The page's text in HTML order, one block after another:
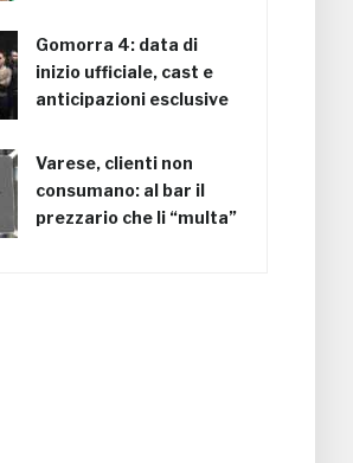
Gomorra 4: data di
inizio ufficiale, cast e
anticipazioni esclusive
Varese, clienti non
consumano: al bar il
prezzario che li “multa”